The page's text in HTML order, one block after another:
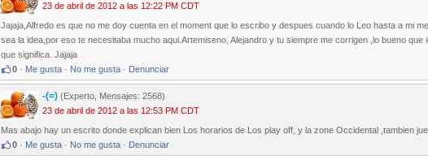
23 de abril de 2012 a las 12:22 PM CDT
Jajaja,Alfredo es que no me doy cuenta en el moment que lo escribo y despues cuando lo Leo hasta a mi
sea la idea,por eso te necesitaba mucho aqui.Artemiseno, Alejandro y tu siempre me corrigen ,lo bueno
que significa. Jajaja
0 · Me gusta · No me gusta · Denunciar
-(=) (Experto, Mensajes: 2568)
23 de abril de 2012 a las 12:53 PM CDT
Mas abajo hay un escrito donde explican bien Los horarios de Los play off, y la zone Occidental ,tambien
0 · Me gusta · No me gusta · Denunciar